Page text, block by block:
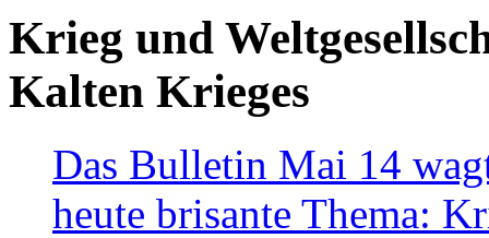
Krieg und
Kalten Krieges
Das Bulletin Mai 14
heute brisante Thema: